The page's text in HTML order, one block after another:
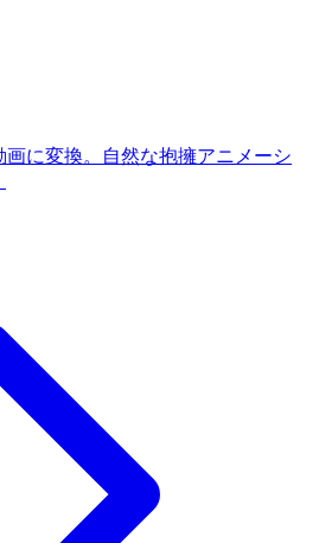
に変換。自然な抱擁アニメーシ